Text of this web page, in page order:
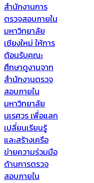
สำนักงานการ
ตรวจสอบภายใน
มหาวิทยาลัย
เชียงใหม่ ให้การ
ต้อนรับคณะ
ศึกษาดูงานจาก
สำนักงานตรวจ
สอบภายใน
มหาวิทยาลัย
นเรศวร เพื่อแลก
เปลี่ยนเรียนรู้
และสร้างเครือ
ข่ายความร่วมมือ
ด้านการตรวจ
สอบภายใน